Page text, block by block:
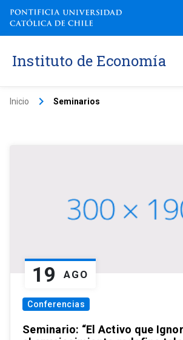
Instituto de Economía
Inicio keyboard_arrow_right Seminarios
19 AGO
Conferencias
Seminario: “El Activo que